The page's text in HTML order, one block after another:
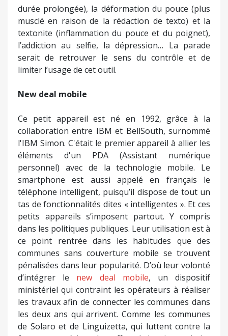
durée prolongée), la déformation du pouce (plus
musclé en raison de la rédaction de texto) et la
textonite (inflammation du pouce et du poignet),
l’addiction au selfie, la dépression… La parade
serait de retrouver le sens du contrôle et de
limiter l’usage de cet outil.
New deal mobile
Ce petit appareil est né en 1992, grâce à la
collaboration entre IBM et BellSouth, surnommé
l'IBM Simon. C'était le premier appareil à allier les
éléments d'un PDA (Assistant numérique
personnel) avec de la technologie mobile. Le
smartphone est aussi appelé en français le
téléphone intelligent, puisqu’il dispose de tout un
tas de fonctionnalités dites « intelligentes ». Et ces
petits appareils s’imposent partout. Y compris
dans les politiques publiques. Leur utilisation est à
ce point rentrée dans les habitudes que des
communes sans couverture mobile se trouvent
pénalisées dans leur popularité. D’où leur volonté
d’intégrer le new deal mobile, un dispositif
ministériel qui contraint les opérateurs à réaliser
les travaux afin de connecter les communes dans
les deux ans qui arrivent. Comme les communes
de Solaro et de Linguizetta, qui luttent contre la